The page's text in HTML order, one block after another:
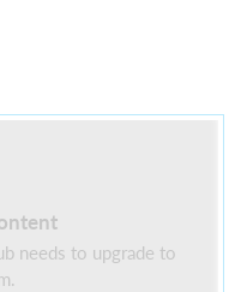
needs to upgrade to